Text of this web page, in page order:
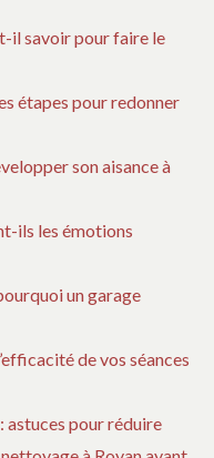
il savoir pour faire le
étapes pour redonner
son aisance à
ils les émotions
un garage
de vos séances
astuces pour réduire